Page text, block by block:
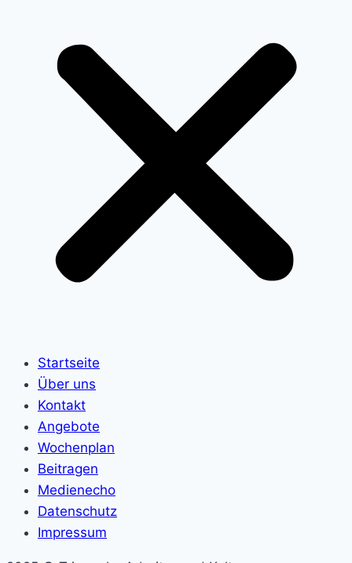
Startseite
Über uns
Kontakt
Angebote
Wochenplan
Beitragen
Medienecho
Datenschutz
Impressum